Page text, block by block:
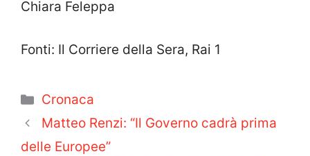
Chiara Feleppa
Fonti: Il Corriere della Sera, Rai 1
Categorie
Cronaca
Matteo Renzi: “Il Governo cadrà prima
delle Europee”